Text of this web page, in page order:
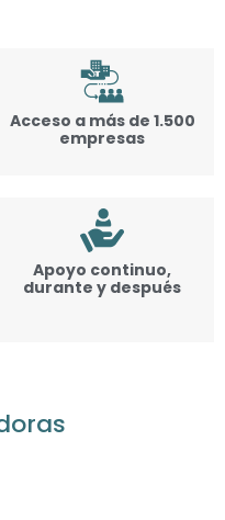
Acceso a más de 1.500
empresas
Apoyo continuo,
durante y después